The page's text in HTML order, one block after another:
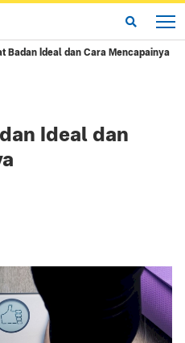
Badan Ideal dan Cara Mencapainya
Ideal dan